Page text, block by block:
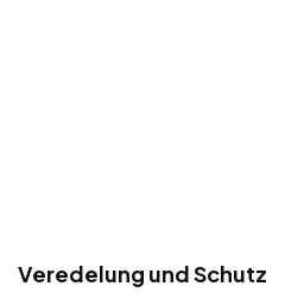
Veredelung und Schutz